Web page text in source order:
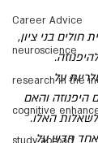
Career Advice
neuroscience
research in the
cognitive
חולים בני ציון,
על
היפנוזה והאם
לשאלות האלו.
אחד חדש על